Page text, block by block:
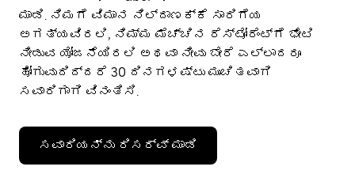
ಮಾಡಿ. ನಿಮಗೆ ವಿಮಾನ ನಿಲ್ದಾಣಕ್ಕೆ ಸಾರಿಗೆಯ
ಅಗತ್ಯವಿರಲಿ, ನಿಮ್ಮ ಮೆಚ್ಚಿನ ರೆಸ್ಟೋರೆಂಟ್‌ಗೆ ಭೇಟಿ
ನೀಡುವ ಯೋಜನೆಯಿರಲಿ ಅಥವಾ ನೀವು ಬೇರೆ ಎಲ್ಲಾದರೂ
ಹೋಗುವುದಿದ್ದರೆ 30 ದಿನಗಳಷ್ಟು ಮುಂಚಿತವಾಗಿ
ಸವಾರಿಗಾಗಿ ವಿನಂತಿಸಿ.
ಸವಾರಿಯನ್ನು ರಿಸರ್ವ್ ಮಾಡಿ